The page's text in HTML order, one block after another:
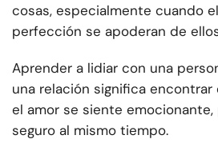
cosas, especialmente cuando
perfección se apoderan de
Aprender a lidiar con una
una relación significa
el amor se siente
seguro al mismo tiempo.